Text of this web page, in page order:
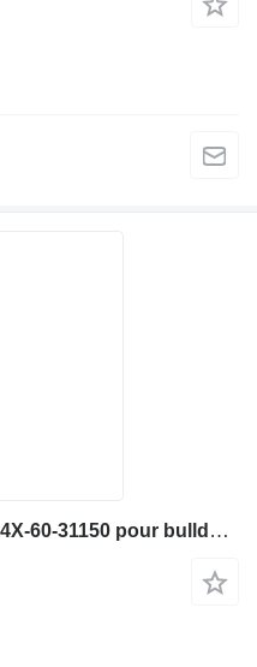
Filtre hydraulique Komatsu 14X-60-31150 pour bulldozer Komatsu